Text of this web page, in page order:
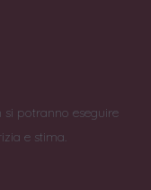
si potranno eseguire
e stima.